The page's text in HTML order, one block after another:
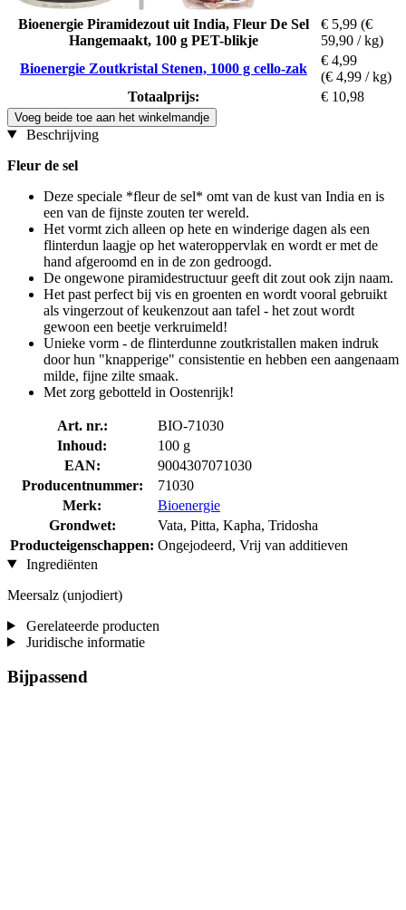
Bioenergie Piramidezout uit India, Fleur De Sel
Hangemaakt, 100 g PET-blikje
€ 5,99 (€
59,90 / kg)
Bioenergie Zoutkristal Stenen, 1000 g cello-zak
€ 4,99
(€ 4,99 / kg)
Totaalprijs:
€ 10,98
Voeg beide toe aan het winkelmandje
Beschrijving
Fleur de sel
Deze speciale *fleur de sel* omt van de kust van India en is
een van de fijnste zouten ter wereld.
Het vormt zich alleen op hete en winderige dagen als een
flinterdun laagje op het wateroppervlak en wordt er met de
hand afgeroomd en in de zon gedroogd.
De ongewone piramidestructuur geeft dit zout ook zijn naam.
Het past perfect bij vis en groenten en wordt vooral gebruikt
als vingerzout of keukenzout aan tafel - het zout wordt
gewoon een beetje verkruimeld!
Unieke vorm - de flinterdunne zoutkristallen maken indruk
door hun "knapperige" consistentie en hebben een aangenaam
milde, fijne zilte smaak.
Met zorg gebotteld in Oostenrijk!
Art. nr.:
BIO-71030
Inhoud:
100 g
EAN:
9004307071030
Producentnummer:
71030
Merk:
Bioenergie
Grondwet:
Vata, Pitta, Kapha, Tridosha
Producteigenschappen: Ongejodeerd, Vrij van additieven
Ingrediënten
Meersalz (unjodiert)
Gerelateerde producten
Juridische informatie
Bijpassend